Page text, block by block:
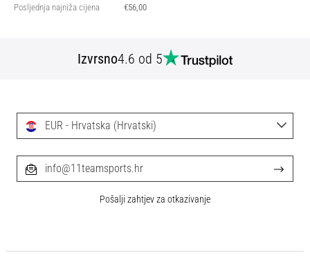
Posljednja najniža cijena €56,00
Izvrsno4.6 od 5
EUR - Hrvatska (Hrvatski)
info@11teamsports.hr
Pošalji zahtjev za otkazivanje